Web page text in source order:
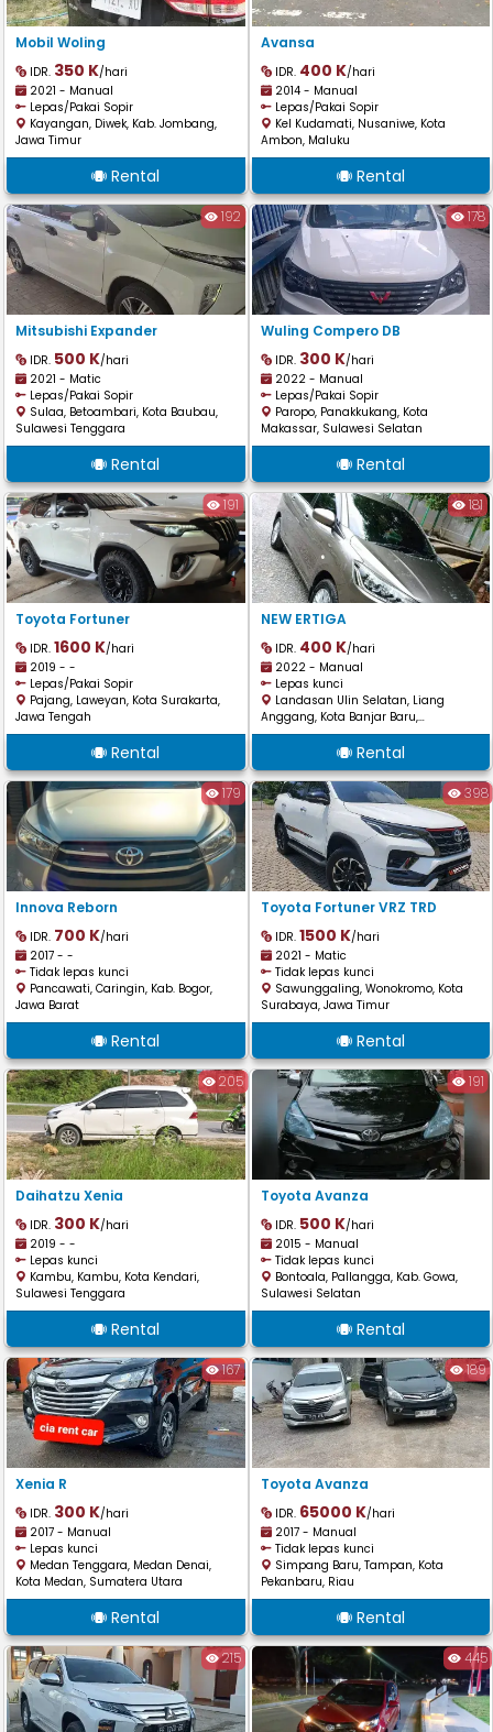
Mobil Woling
IDR. 350 K/hari
2021 - Manual
Lepas/Pakai Sopir
Kayangan, Diwek, Kab. Jombang,
Jawa Timur
Rental
Avansa
IDR. 400 K/hari
2014 - Manual
Lepas/Pakai Sopir
Kel Kudamati, Nusaniwe, Kota
Ambon, Maluku
Rental
192
Mitsubishi Expander
IDR. 500 K/hari
2021 - Matic
Lepas/Pakai Sopir
Sulaa, Betoambari, Kota Baubau,
Sulawesi Tenggara
Rental
178
Wuling Compero DB
IDR. 300 K/hari
2022 - Manual
Lepas/Pakai Sopir
Paropo, Panakkukang, Kota
Makassar, Sulawesi Selatan
Rental
191
Toyota Fortuner
IDR. 1600 K/hari
2019 - -
Lepas/Pakai Sopir
Pajang, Laweyan, Kota Surakarta,
Jawa Tengah
Rental
181
NEW ERTIGA
IDR. 400 K/hari
2022 - Manual
Lepas kunci
Landasan Ulin Selatan, Liang
Anggang, Kota Banjar Baru,
Kalimantan Selatan
Rental
179
Innova Reborn
IDR. 700 K/hari
2017 - -
Tidak lepas kunci
Pancawati, Caringin, Kab. Bogor,
Jawa Barat
Rental
398
Toyota Fortuner VRZ TRD
IDR. 1500 K/hari
2021 - Matic
Tidak lepas kunci
Sawunggaling, Wonokromo, Kota
Surabaya, Jawa Timur
Rental
205
Daihatzu Xenia
IDR. 300 K/hari
2019 - -
Lepas kunci
Kambu, Kambu, Kota Kendari,
Sulawesi Tenggara
Rental
191
Toyota Avanza
IDR. 500 K/hari
2015 - Manual
Tidak lepas kunci
Bontoala, Pallangga, Kab. Gowa,
Sulawesi Selatan
Rental
167
Xenia R
IDR. 300 K/hari
2017 - Manual
Lepas kunci
Medan Tenggara, Medan Denai,
Kota Medan, Sumatera Utara
Rental
189
Toyota Avanza
IDR. 65000 K/hari
2017 - Manual
Tidak lepas kunci
Simpang Baru, Tampan, Kota
Pekanbaru, Riau
Rental
215 445